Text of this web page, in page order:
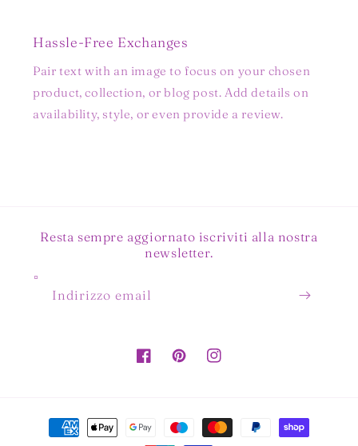
Hassle-Free Exchanges
Pair text with an image to focus on your chosen
product, collection, or blog post. Add details on
availability, style, or even provide a review.
Resta sempre aggiornato iscriviti alla nostra
newsletter.
Indirizzo email
FacebookPinterestInstagram
Metodi